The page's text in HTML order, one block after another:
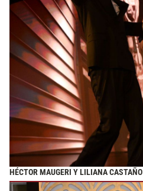
HÉCTOR MAUGERI Y LILIANA CASTAÑO